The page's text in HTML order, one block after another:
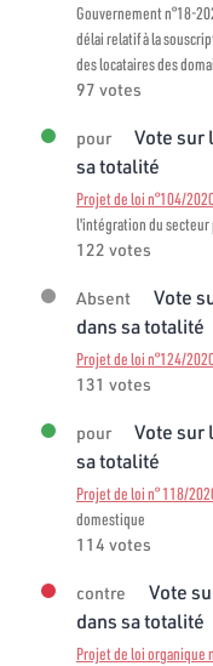
Gouvernement n°18-
délai relatif à la
des locataires des
97 votes
pour
Vote sur
sa totalité
Projet de loi n°104/
l'intégration du secteur
122 votes
Absent
Vote
dans sa totalité
Projet de loi n°124/
131 votes
pour
Vote sur
sa totalité
Projet de loi n° 118/
domestique
114 votes
contre
Vote
dans sa totalité
Projet de loi organique